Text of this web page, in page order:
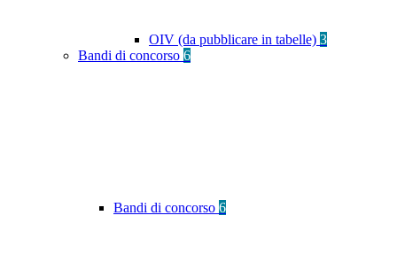
OIV (da pubblicare in tabelle) 3
Bandi di concorso 6
Bandi di concorso 6